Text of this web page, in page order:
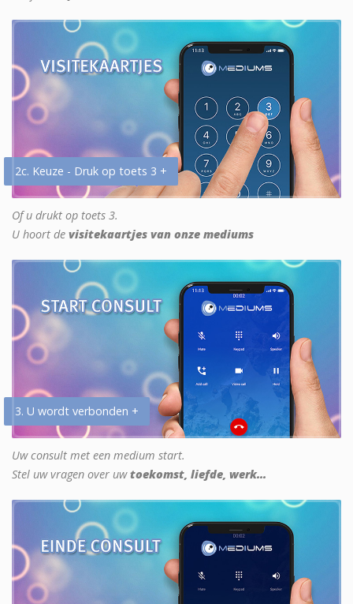
2c. Keuze - Druk op toets 3 +
Of u drukt op toets 3.
U hoort de visitekaartjes van onze mediums
3. U wordt verbonden +
Uw consult met een medium start.
Stel uw vragen over uwtoekomst, liefde, werk...